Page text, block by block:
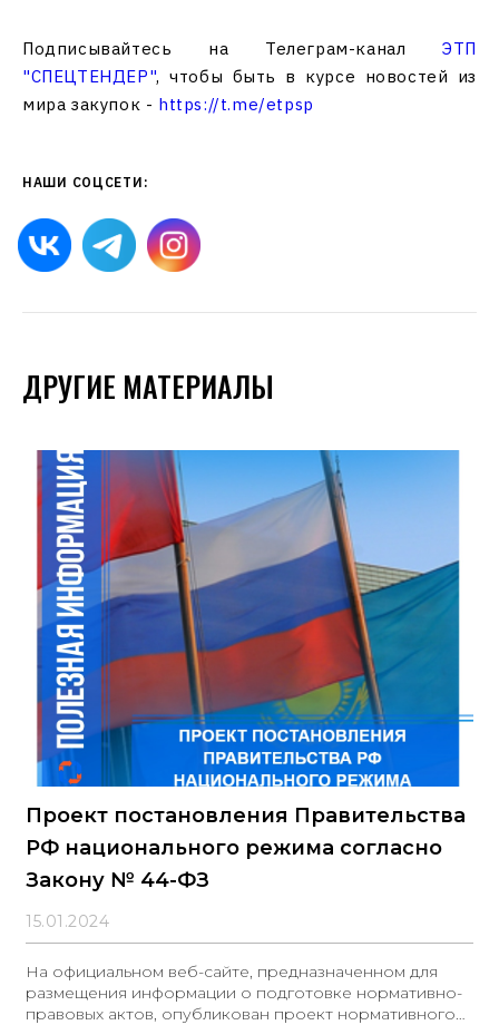
Подписывайтесь на Телеграм-каналЭТП
"СПЕЦТЕНДЕР", чтобы быть в курсе новостей из
мира закупок - https://t.me/etpsp
НАШИ СОЦСЕТИ:
ДРУГИЕ МАТЕРИАЛЫ
Проект постановления Правительства
РФ национального режима согласно
Закону № 44-ФЗ
15.01.2024
На официальном веб-сайте, предназначенном для
размещения информации о подготовке нормативно-
правовых актов, опубликован проект нормативного